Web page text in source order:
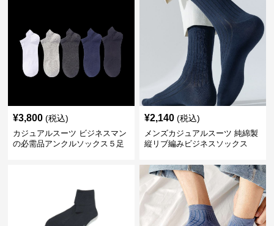
¥3,800 (税込)
カジュアルスーツ ビジネスマン
の必需品アンクルソックス５足
¥2,140 (税込)
メンズカジュアルスーツ 純綿製
縦リブ編みビジネスソックス